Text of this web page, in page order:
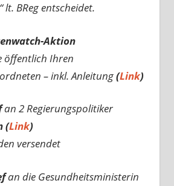
lt. BReg entscheidet.
Aktion
öffentlich Ihren
– inkl. Anleitung(Link)
an 2 Regierungspolitiker
(Link)
versendet
an die Gesundheitsministerin